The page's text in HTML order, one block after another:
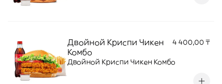
Двойной Криспи Чикен
Комбо
4 400,00 ₸
Двойной Криспи Чикен Комбо